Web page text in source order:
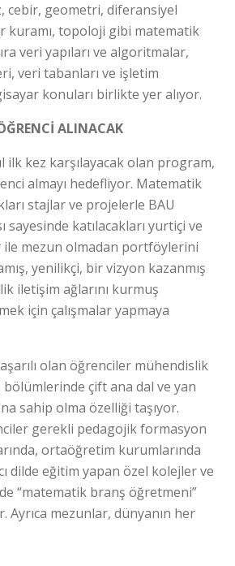
cebir, geometri, diferansiyel
kuramı, topoloji gibi matematik
veri yapıları ve algoritmalar,
veri tabanları ve işletim
konuları birlikte yer alıyor.
ALINACAK
ilk kez karşılayacak olan program,
almayı hedefliyor. Matematik
stajlar ve projelerle BAU
sayesinde katılacakları yurtiçi ve
ile mezun olmadan portföylerini
yenilikçi, bir vizyon kazanmış
iletişim ağlarını kurmuş
için çalışmalar yapmaya
olan öğrenciler mühendislik
çift ana dal ve yan
sahip olma özelliği taşıyor.
gerekli pedagojik formasyon
ortaöğretim kurumlarında
dilde eğitim yapan özel kolejler ve
“matematik branş öğretmeni”
Ayrıca mezunlar, dünyanın her